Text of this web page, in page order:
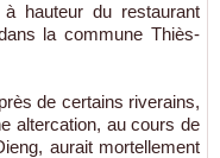
hauteur du restaurant
la commune Thiès-
de certains riverains,
altercation, au cours de
aurait mortellement